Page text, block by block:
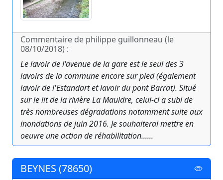
Commentaire de philippe guillonneau (le
08/10/2018) :
Le lavoir de l'avenue de la gare est le seul des 3
lavoirs de la commune encore sur pied (également
lavoir de l'Estandart et lavoir du pont Barrat). Situé
sur le lit de la rivière La Mauldre, celui-ci a subi de
très nombreuses dégradations notamment suite aux
inondations de juin 2016. Je souhaiterai mettre en
oeuvre une action de réhabilitation......
BEYNES (78650)